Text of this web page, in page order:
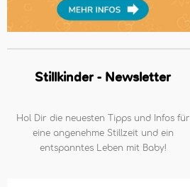
Stillkinder - Newsletter
Hol Dir die neuesten Tipps und Infos für
eine angenehme Stillzeit und ein
entspanntes Leben mit Baby!